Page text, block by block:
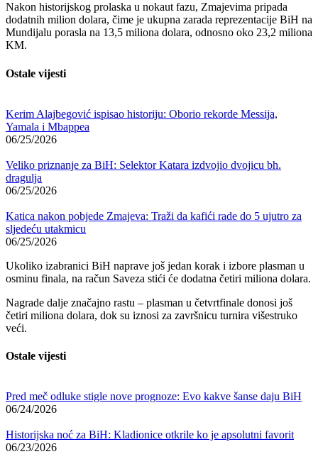
Nakon historijskog prolaska u nokaut fazu, Zmajevima pripada
dodatnih milion dolara, čime je ukupna zarada reprezentacije BiH na
Mundijalu porasla na 13,5 miliona dolara, odnosno oko 23,2 miliona
KM.
Ostale vijesti
Kerim Alajbegović ispisao historiju: Oborio rekorde Messija,
Yamala i Mbappea
06/25/2026
Veliko priznanje za BiH: Selektor Katara izdvojio dvojicu bh.
dragulja
06/25/2026
Katica nakon pobjede Zmajeva: Traži da kafići rade do 5 ujutro za
sljedeću utakmicu
06/25/2026
Ukoliko izabranici BiH naprave još jedan korak i izbore plasman u
osminu finala, na račun Saveza stići će dodatna četiri miliona dolara.
Nagrade dalje značajno rastu – plasman u četvrtfinale donosi još
četiri miliona dolara, dok su iznosi za završnicu turnira višestruko
veći.
Ostale vijesti
Pred meč odluke stigle nove prognoze: Evo kakve šanse daju BiH
06/24/2026
Historijska noć za BiH: Kladionice otkrile ko je apsolutni favorit
06/23/2026